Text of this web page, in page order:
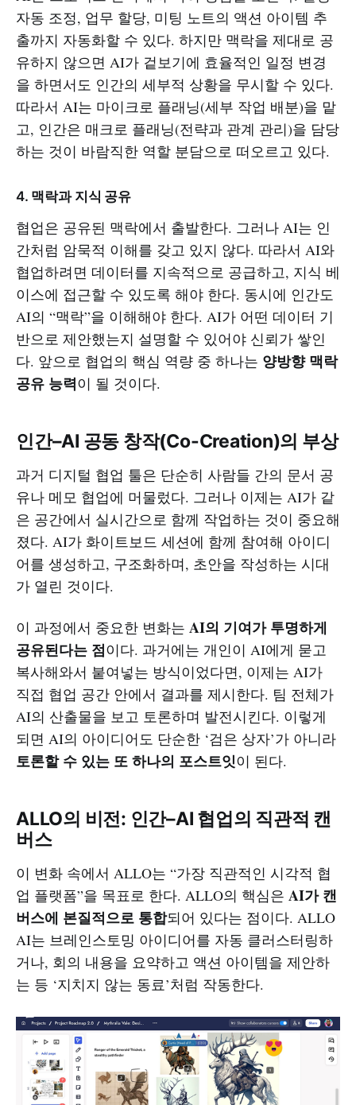
자동 조정, 업무 할당, 미팅 노트의 액션 아이템 추
출까지 자동화할 수 있다. 하지만 맥락을 제대로 공
유하지 않으면 AI가 겉보기에 효율적인 일정 변경
을 하면서도 인간의 세부적 상황을 무시할 수 있다.
따라서 AI는 마이크로 플래닝(세부 작업 배분)을 맡
고, 인간은 매크로 플래닝(전략과 관계 관리)을 담당
하는 것이 바람직한 역할 분담으로 떠오르고 있다.
4. 맥락과 지식 공유
협업은 공유된 맥락에서 출발한다. 그러나 AI는 인
간처럼 암묵적 이해를 갖고 있지 않다. 따라서 AI와
협업하려면 데이터를 지속적으로 공급하고, 지식 베
이스에 접근할 수 있도록 해야 한다. 동시에 인간도
AI의 “맥락”을 이해해야 한다. AI가 어떤 데이터 기
반으로 제안했는지 설명할 수 있어야 신뢰가 쌓인
다. 앞으로 협업의 핵심 역량 중 하나는 양방향 맥락
공유 능력이 될 것이다.
인간–AI 공동 창작(Co-Creation)의 부상
과거 디지털 협업 툴은 단순히 사람들 간의 문서 공
유나 메모 협업에 머물렀다. 그러나 이제는 AI가 같
은 공간에서 실시간으로 함께 작업하는 것이 중요해
졌다. AI가 화이트보드 세션에 함께 참여해 아이디
어를 생성하고, 구조화하며, 초안을 작성하는 시대
가 열린 것이다.
이 과정에서 중요한 변화는 AI의 기여가 투명하게
공유된다는 점이다. 과거에는 개인이 AI에게 묻고
복사해와서 붙여넣는 방식이었다면, 이제는 AI가
직접 협업 공간 안에서 결과를 제시한다. 팀 전체가
AI의 산출물을 보고 토론하며 발전시킨다. 이렇게
되면 AI의 아이디어도 단순한 ‘검은 상자’가 아니라
토론할 수 있는 또 하나의 포스트잇이 된다.
ALLO의 비전: 인간–AI 협업의 직관적 캔
버스
이 변화 속에서 ALLO는 “가장 직관적인 시각적 협
업 플랫폼”을 목표로 한다. ALLO의 핵심은 AI가 캔
버스에 본질적으로 통합되어 있다는 점이다. ALLO
AI는 브레인스토밍 아이디어를 자동 클러스터링하
거나, 회의 내용을 요약하고 액션 아이템을 제안하
는 등 ‘지치지 않는 동료’처럼 작동한다.